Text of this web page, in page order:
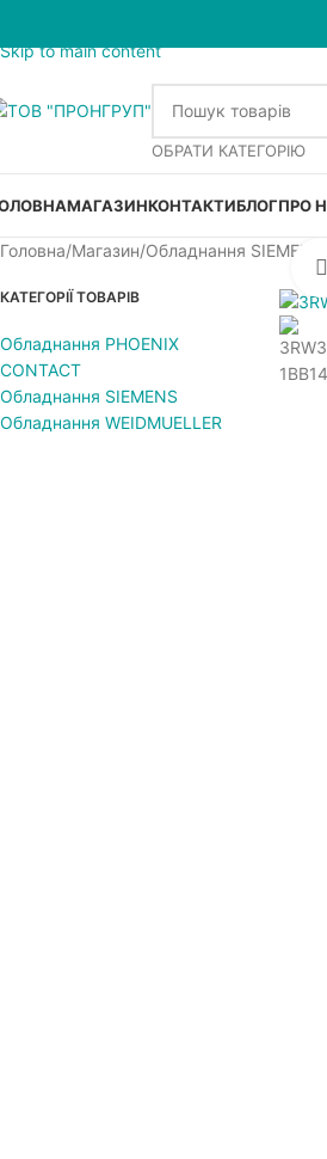
Skip to main content
ОБРАТИ КАТЕГОРІЮ
МАГАЗИНКОНТАКТИБЛОГПРО
Головна Магазин Обладнання SIEMENS
КАТЕГОРІЇ ТОВАРІВ
Обладнання PHOENIX
CONTACT
Обладнання SIEMENS
Обладнання WEIDMUELLER